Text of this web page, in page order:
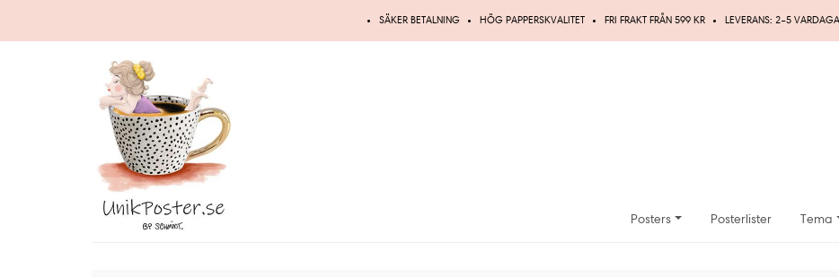
SÄKER BETALNING HÖG PAPPERSKVALITET FRI FRAKT FRÅN 599 KR LEVERANS: 2–5
Posters Posterlister Tema